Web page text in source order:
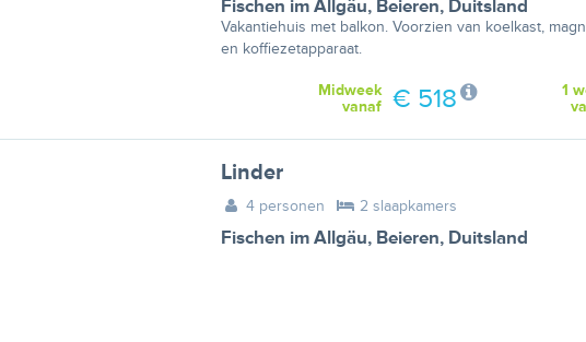
Fischen im Allgäu, Beieren, Duitsland
Vakantiehuis met balkon. Voorzien van koelkast,
en koffiezetapparaat.
1
Midweek
vanaf
€ 518
Linder
4 personen 2 slaapkamers
Fischen im Allgäu, Beieren, Duitsland